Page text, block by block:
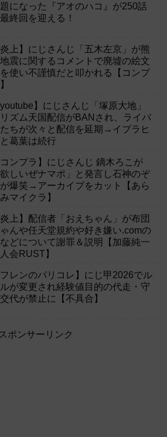
になった『アオのハコ』が250話
終回を迎える！
炎上】にじさんじ「五木左京」が熊
震に関するコメントで廃墟の絵文
使い不謹慎だと叩かれる【コンプ
youtube】にじさんじ「塚原大地」
ズム天国配信がBANされ、ライバ
ちが次々と配信を延期→イブラヒ
葛葉は続行
コンプラ】にじさんじ 鏑木ろこが
欲しいぜナマポ」と発言し石神のぞ
爆笑→アーカイブをカット【あら
マイクラ】
炎上】配信者「おえちゃん」が布団
んや任天堂規約や好き嫌い.comの
どについて謝罪＆説明【加藤純一
会RUST】
フレンのパリコレ】にじ甲2026でル
が変更され経験値目的の代走・守
代が禁止に【不具合】
スポンサーリンク